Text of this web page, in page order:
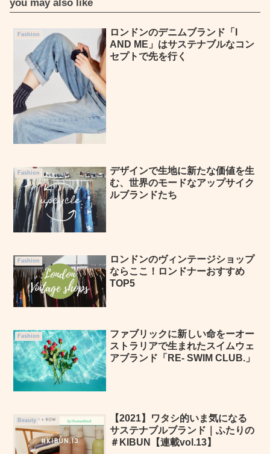
you may also like
Fashion
ロンドンのデニムブランド「I
AND ME」はサステナブルなコン
セプトで先を行く
Fashion
デザインで生地に新たな価値を生
む、世界のモードなアップサイク
ルブランドたち
Fashion
ロンドンのヴィンテージショップ
ならここ！ロンドナーおすすめ
TOP5
Fashion
ファブリックに新しい命をーオー
ストラリアで生まれたスイムウェ
アブランド「RE- SWIM CLUB.」
Beauty
【2021】ワタシ的いま気になる
サステナブルブランド｜ふたりの
＃KIBUN【連載vol.13】